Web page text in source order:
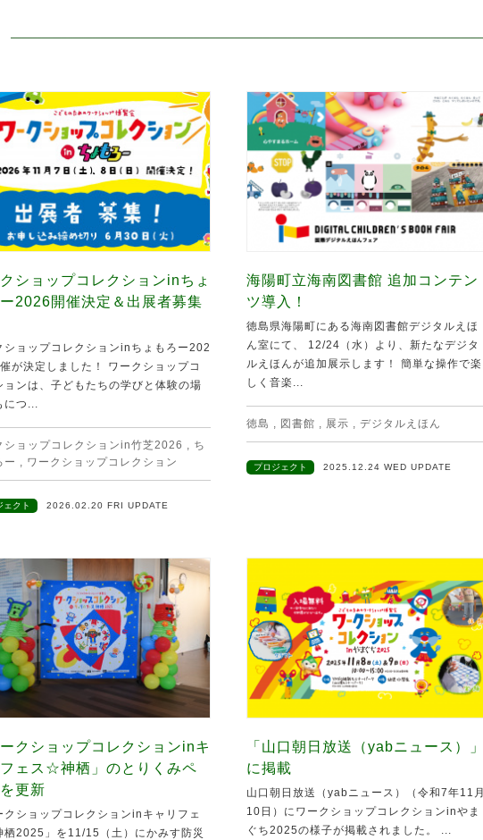
ショップコレクションinちょ
2026開催決定＆出展者募集
ショップコレクションinちょもろー202
が決定しました！ ワークショップコ
ョンは、子どもたちの学びと体験の場
につ...
ショップコレクションin竹芝2026 , ち
ー , ワークショップコレクション
ェクト 2026.02.20 FRI UPDATE
海陽町立海南図書館 追加コンテン
ツ導入！
徳島県海陽町にある海南図書館デジタルえほ
ん室にて、 12/24（水）より、新たなデジタ
ルえほんが追加展示します！ 簡単な操作で楽
しく音楽...
徳島 , 図書館 , 展示 , デジタルえほん
プロジェクト 2025.12.24 WED UPDATE
ークショップコレクションinキ
ェス☆神栖」のとりくみペ
更新
クショップコレクションinキャリフェ
2025」を11/15（土）にかみす防災
「山口朝日放送（yabニュース）」
に掲載
山口朝日放送（yabニュース）（令和7年11月
10日）にワークショップコレクションinやま
ぐち2025の様子が掲載されました。 ...